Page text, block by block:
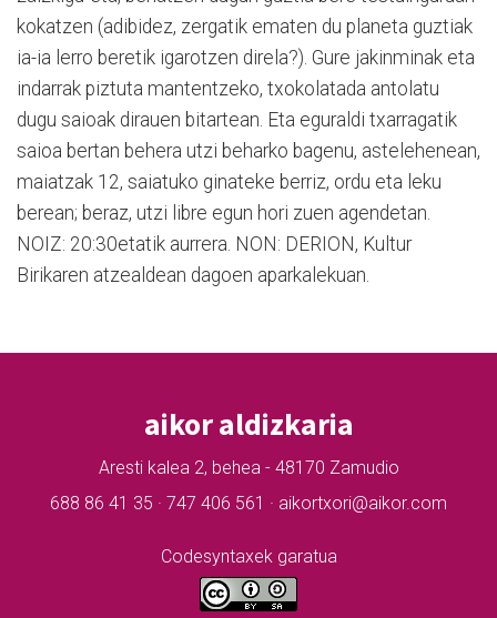
kokatzen (adibidez, zergatik ematen du planeta guztiak
ia-ia lerro beretik igarotzen direla?). Gure jakinminak eta
indarrak piztuta mantentzeko, txokolatada antolatu
dugu saioak dirauen bitartean. Eta eguraldi txarragatik
saioa bertan behera utzi beharko bagenu, astelehenean,
maiatzak 12, saiatuko ginateke berriz, ordu eta leku
berean; beraz, utzi libre egun hori zuen agendetan.
NOIZ: 20:30etatik aurrera. NON: DERION, Kultur
Birikaren atzealdean dagoen aparkalekuan.
aikor aldizkaria
Aresti kalea 2, behea - 48170 Zamudio
688 86 41 35 · 747 406 561 · aikortxori@aikor.com
Codesyntaxek garatua